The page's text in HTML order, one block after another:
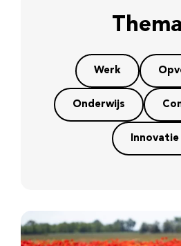
Werk
Onderwijs
Innovatie